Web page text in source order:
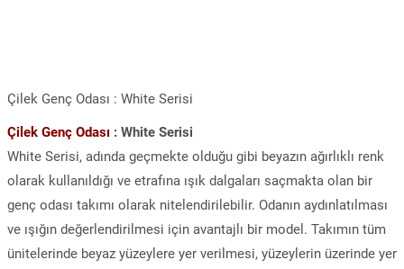
Çilek Genç Odası : White Serisi
Çilek Genç Odası : White Serisi
White Serisi, adında geçmekte olduğu gibi beyazın ağırlıklı renk
olarak kullanıldığı ve etrafına ışık dalgaları saçmakta olan bir
genç odası takımı olarak nitelendirilebilir. Odanın aydınlatılması
ve ışığın değerlendirilmesi için avantajlı bir model. Takımın tüm
ünitelerinde beyaz yüzeylere yer verilmesi, yüzeylerin üzerinde yer